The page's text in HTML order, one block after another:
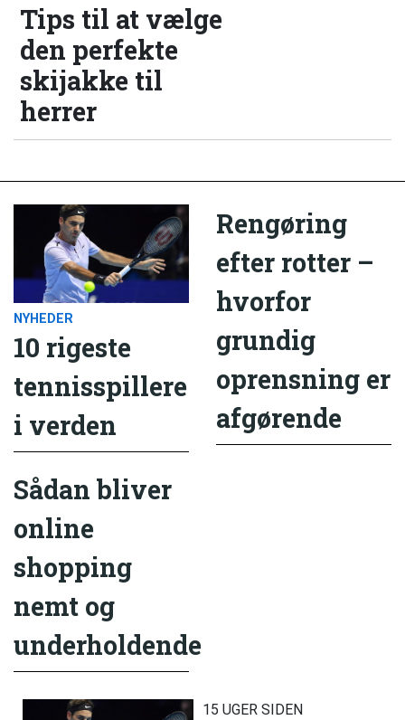
Tips til at vælge
den perfekte
skijakke til
herrer
NYHEDER
10 rigeste
tennisspillere
i verden
Rengøring
efter rotter –
hvorfor
grundig
oprensning er
afgørende
Sådan bliver
online
shopping
nemt og
underholdende
15 UGER SIDEN